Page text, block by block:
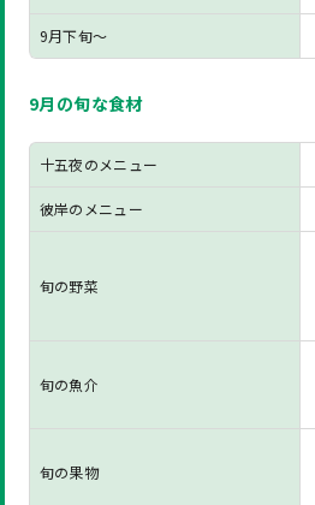
9月下旬～
9月の旬な食材
十五夜のメニュー
彼岸のメニュー
旬の野菜
旬の魚介
旬の果物